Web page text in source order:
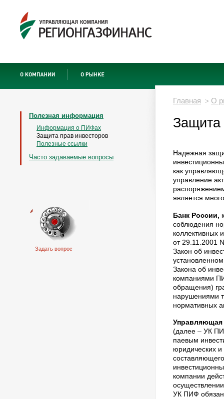
Полезная информация
Информация о ПИФах
Защита прав инвесторов
Полезные ссылки
Часто задаваемые вопросы
Задать вопрос
Главная > О
Защита
Надежная
как
управление
является
Банк России,
соблюдения
коллективных
от 29.11.2001
Закон об
Закона об
компаниями
обращения)
нарушениями
нормативных
Управляющая
(далее – УК
паевым
юридических
компании
УК ПИФ